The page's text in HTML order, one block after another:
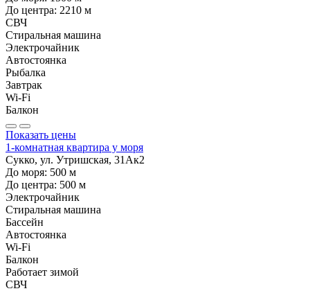
До центра: 2210 м
СВЧ
Стиральная машина
Электрочайник
Автостоянка
Рыбалка
Завтрак
Wi-Fi
Балкон
Показать цены
1-комнатная квартира у моря
Сукко, ул. Утришская, 31Ак2
До моря: 500 м
До центра: 500 м
Электрочайник
Стиральная машина
Бассейн
Автостоянка
Wi-Fi
Балкон
Работает зимой
СВЧ